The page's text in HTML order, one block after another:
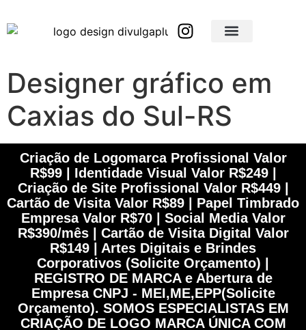
Designer gráfico em
Caxias do Sul-RS
Criação de Logomarca Profissional Valor
R$99 | Identidade Visual Valor R$249 |
Criação de Site Profissional Valor R$449 |
Cartão de Visita Valor R$89 | Papel Timbrado
Empresa Valor R$70 | Social Media Valor
R$390/mês | Cartão de Visita Digital Valor
R$149 | Artes Digitais e Brindes
Corporativos (Solicite Orçamento) |
REGISTRO DE MARCA e Abertura de
Empresa CNPJ - MEI,ME,EPP(Solicite
Orçamento). SOMOS ESPECIALISTAS EM
CRIAÇÃO DE LOGO MARCA ÚNICA COM